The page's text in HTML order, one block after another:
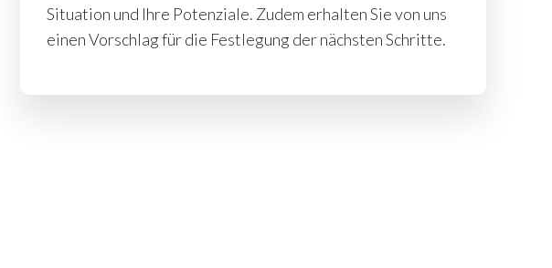
Situation und Ihre Potenziale. Zudem erhalten Sie von uns
einen Vorschlag für die Festlegung der nächsten Schritte.